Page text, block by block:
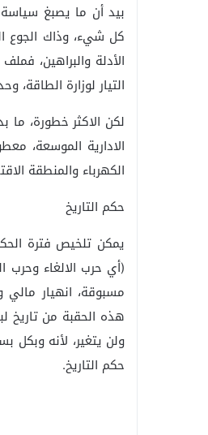
بيد أن ما يصبغ سياسة
كل شيء، وذاك الجوع
التيار لوزارة الطاقة،
لكن الاكثر خطورة،
الادارية الموسعة،
الكهرباء والمنطقة
حكم التاريخ
(أي حرب الالغاء وحرب
مسبوقة، انهيار مالي
هذه الحقبة من تاريخ
ولن يتغير، لأنه
حكم التاريخ.